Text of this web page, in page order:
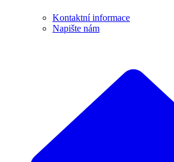
Kontaktní informace
Napište nám